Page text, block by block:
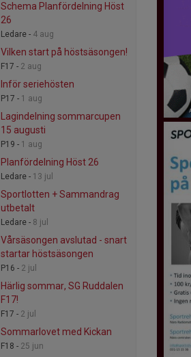
Schema Planfördelning Höst
26
Ledare - 4 aug
Vilken start på höstsäsongen!
F17 - 2 aug
Inför seriehösten
P17 - 1 aug
Lagindelning sommarcupen
15 augusti
P19 - 1 aug
Planfördelning Höst 26
Ledare - 13 jul
Sportlotten + Sammandrag
utbetalt
Ledare - 8 jul
Vårsäsongen avslutad - snart
startar höstsäsongen
P16 - 2 jul
Härlig sommar, SG Ruddalen
F17!
F17 - 2 jul
Sommarlovet med Kickan
F18 - 25 jun